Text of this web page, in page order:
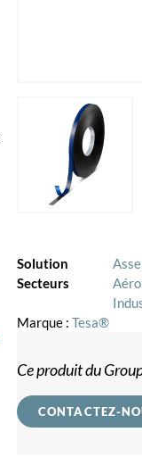
Solution
Secteurs
Marque : Tesa®
Ce produit du
CONTACTEZ-